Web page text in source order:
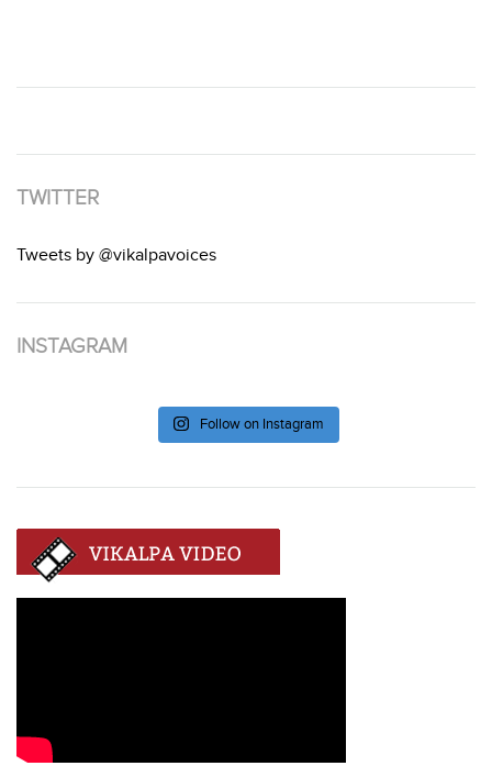
TWITTER
Tweets by @vikalpavoices
INSTAGRAM
Follow on Instagram